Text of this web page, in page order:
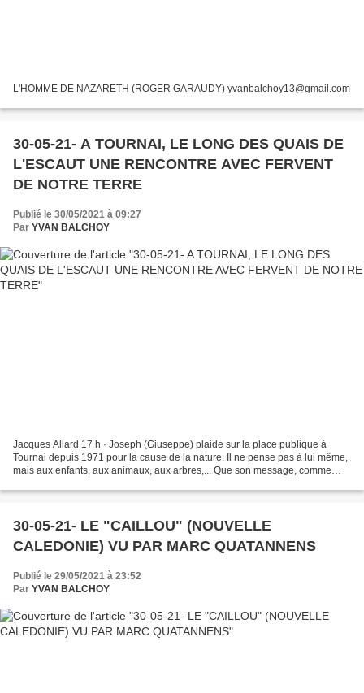
L'HOMME DE NAZARETH (ROGER GARAUDY) yvanbalchoy13@gmail.com
30-05-21- A TOURNAI, LE LONG DES QUAIS DE
L'ESCAUT UNE RENCONTRE AVEC FERVENT
DE NOTRE TERRE
Publié le 30/05/2021 à 09:27
Par YVAN BALCHOY
Jacques Allard 17 h · Joseph (Giuseppe) plaide sur la place publique à
Tournai depuis 1971 pour la cause de la nature. Il ne pense pas à lui même,
mais aux enfants, aux animaux, aux arbres,... Que son message, comme
30-05-21- LE "CAILLOU" (NOUVELLE
CALEDONIE) VU PAR MARC QUATANNENS
Publié le 29/05/2021 à 23:52
Par YVAN BALCHOY